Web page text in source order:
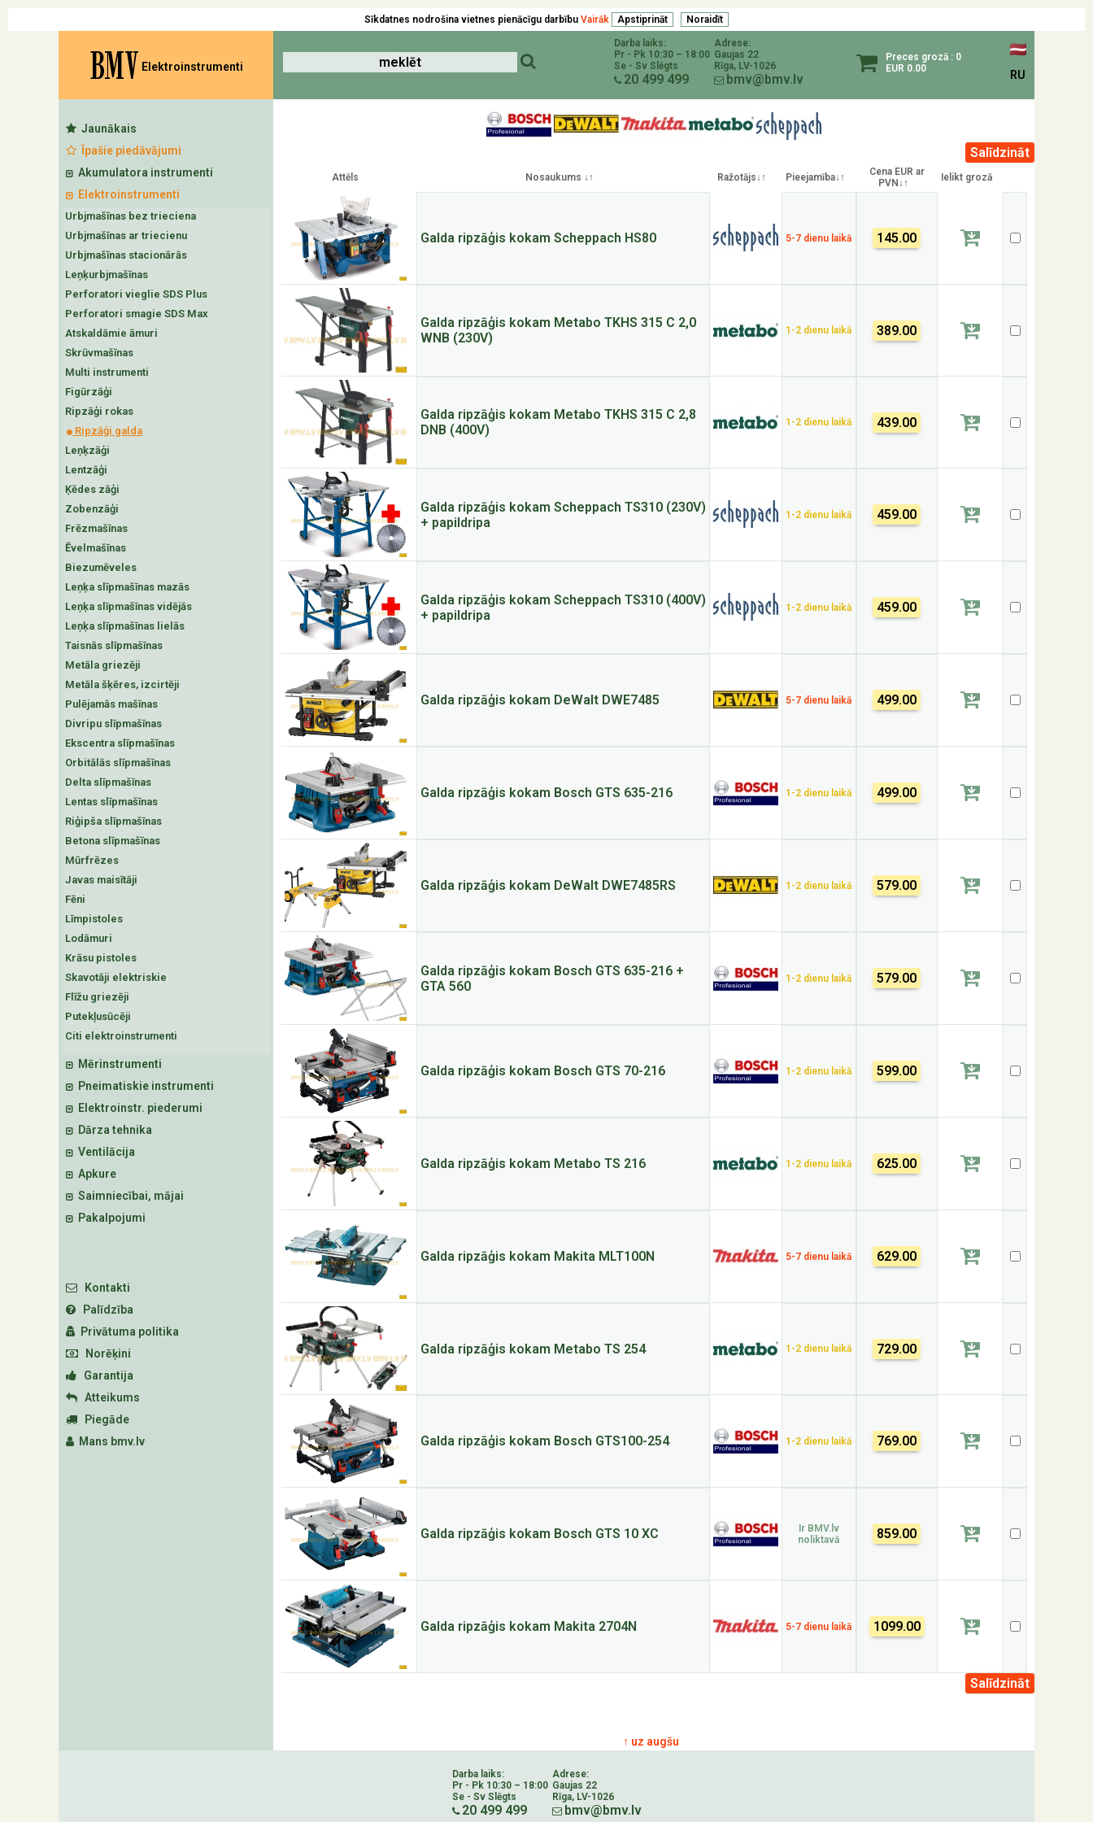
Sīkdatnes nodrošina vietnes pienācīgu darbību Vairāk
BMV Elektroinstrumenti
Darba laiks:
Pr - Pk 10:30 – 18:00
Se - Sv Slēgts
20 499 499
Adrese:
Gaujas 22
Rīga, LV-1026
bmv@bmv.lv
Preces grozā : 0
EUR 0.00
RU
Jaunākais
Īpašie piedāvājumi
Akumulatora instrumenti
Elektroinstrumenti
Urbjmašīnas bez trieciena
Urbjmašīnas ar triecienu
Urbjmašīnas stacionārās
Leņķurbjmašīnas
Perforatori vieglie SDS Plus
Perforatori smagie SDS Max
Atskaldāmie āmuri
Skrūvmašīnas
Multi instrumenti
Figūrzāģi
Ripzāģi rokas
Ripzāģi galda
Leņķzāģi
Lentzāģi
Ķēdes zāģi
Zobenzāģi
Frēzmašīnas
Ēvelmašīnas
Biezumēveles
Leņķa slīpmašīnas mazās
Leņķa slīpmašīnas vidējās
Leņķa slīpmašīnas lielās
Taisnās slīpmašīnas
Metāla griezēji
Metāla šķēres, izcirtēji
Pulējamās mašīnas
Divripu slīpmašīnas
Ekscentra slīpmašīnas
Orbitālās slīpmašīnas
Delta slīpmašīnas
Lentas slīpmašīnas
Riģipša slīpmašīnas
Betona slīpmašīnas
Mūrfrēzes
Javas maisītāji
Fēni
Līmpistoles
Lodāmuri
Krāsu pistoles
Skavotāji elektriskie
Flīžu griezēji
Putekļusūcēji
Citi elektroinstrumenti
Mērinstrumenti
Pneimatiskie instrumenti
Elektroinstr. piederumi
Dārza tehnika
Ventilācija
Apkure
Saimniecībai, mājai
Pakalpojumi
Kontakti
Palīdzība
Privātuma politika
Norēķini
Garantija
Atteikums
Piegāde
Mans bmv.lv
Attēls Nosaukums ↓↑ Ražotājs↓↑ Pieejamība↓↑
Cena EUR ar
PVN↓↑
Ielikt grozā
Galda ripzāģis kokam Scheppach HS80 5-7 dienu laikā 145.00
Galda ripzāģis kokam Metabo TKHS 315 C 2,0
WNB (230V)
1-2 dienu laikā 389.00
Galda ripzāģis kokam Metabo TKHS 315 C 2,8
DNB (400V)
1-2 dienu laikā 439.00
Galda ripzāģis kokam Scheppach TS310 (230V)
+ papildripa
1-2 dienu laikā 459.00
Galda ripzāģis kokam Scheppach TS310 (400V)
+ papildripa
1-2 dienu laikā 459.00
Galda ripzāģis kokam DeWalt DWE7485 5-7 dienu laikā 499.00
Galda ripzāģis kokam Bosch GTS 635-216 1-2 dienu laikā 499.00
Galda ripzāģis kokam DeWalt DWE7485RS 1-2 dienu laikā 579.00
Galda ripzāģis kokam Bosch GTS 635-216 +
GTA 560
1-2 dienu laikā 579.00
Galda ripzāģis kokam Bosch GTS 70-216 1-2 dienu laikā 599.00
Galda ripzāģis kokam Metabo TS 216 1-2 dienu laikā 625.00
Galda ripzāģis kokam Makita MLT100N 5-7 dienu laikā 629.00
Galda ripzāģis kokam Metabo TS 254 1-2 dienu laikā 729.00
Galda ripzāģis kokam Bosch GTS100-254 1-2 dienu laikā 769.00
Galda ripzāģis kokam Bosch GTS 10 XC
Ir BMV.lv
noliktavā
859.00
Galda ripzāģis kokam Makita 2704N 5-7 dienu laikā 1099.00
↑ uz augšu
Darba laiks:
Pr - Pk 10:30 – 18:00
Se - Sv Slēgts
20 499 499
Adrese:
Gaujas 22
Rīga, LV-1026
bmv@bmv.lv